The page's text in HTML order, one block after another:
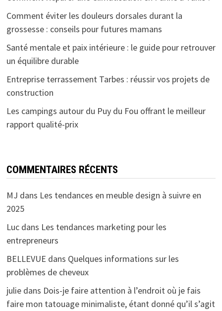
Comment éviter les douleurs dorsales durant la
grossesse : conseils pour futures mamans
Santé mentale et paix intérieure : le guide pour retrouver
un équilibre durable
Entreprise terrassement Tarbes : réussir vos projets de
construction
Les campings autour du Puy du Fou offrant le meilleur
rapport qualité-prix
COMMENTAIRES RÉCENTS
MJ dans Les tendances en meuble design à suivre en
2025
Lucdans Les tendances marketing pour les
entrepreneurs
BELLEVUE dans Quelques informations sur les
problèmes de cheveux
juliedans Dois-je faire attention à l’endroit où je fais
faire mon tatouage minimaliste, étant donné qu’il s’agit